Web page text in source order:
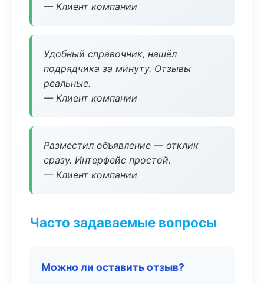
— Клиент компании
Удобный справочник, нашёл
подрядчика за минуту. Отзывы
реальные.
— Клиент компании
Разместил объявление — отклик
сразу. Интерфейс простой.
— Клиент компании
Часто задаваемые вопросы
Можно ли оставить отзыв?